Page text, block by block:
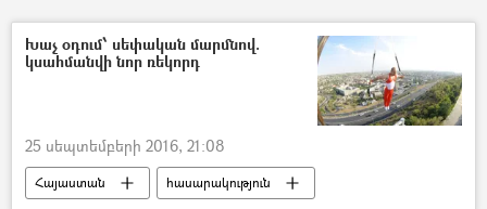
Խաչ օդում՝ սեփական մարմնով.
կսահմանվի նոր ռեկորդ
25 սեպտեմբերի 2016, 21:08
Հայաստան հասարակություն